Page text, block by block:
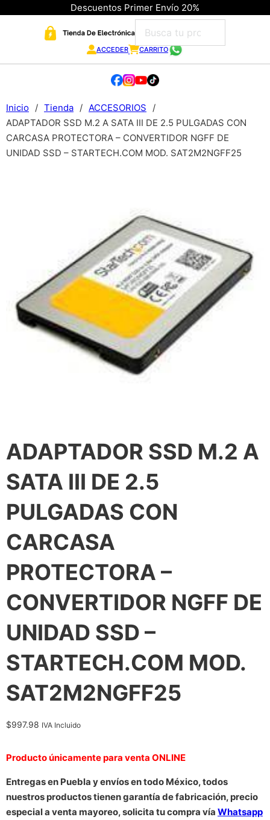
Descuentos Primer Envío 20%
ACCEDER CARRITO
Inicio / Tienda / ACCESORIOS
/
ADAPTADOR SSD M.2 A SATA III DE 2.5 PULGADAS CON
CARCASA PROTECTORA – CONVERTIDOR NGFF DE
UNIDAD SSD – STARTECH.COM MOD. SAT2M2NGFF25
ADAPTADOR SSD M.2 A
SATA III DE 2.5
PULGADAS CON
CARCASA
PROTECTORA –
CONVERTIDOR NGFF DE
UNIDAD SSD –
STARTECH.COM MOD.
SAT2M2NGFF25
$997.98 IVA Incluido
Producto únicamente para venta ONLINE
Entregas en Puebla y envíos en todo México, todos
nuestros productos tienen garantía de fabricación, precio
especial a venta mayoreo, solicita tu compra vía Whatsapp